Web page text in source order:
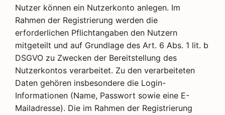
Nutzer können ein Nutzerkonto anlegen. Im
Rahmen der Registrierung werden die
erforderlichen Pflichtangaben den Nutzern
mitgeteilt und auf Grundlage des Art. 6 Abs. 1 lit. b
DSGVO zu Zwecken der Bereitstellung des
Nutzerkontos verarbeitet. Zu den verarbeiteten
Daten gehören insbesondere die Login-
Informationen (Name, Passwort sowie eine E-
Mailadresse). Die im Rahmen der Registrierung